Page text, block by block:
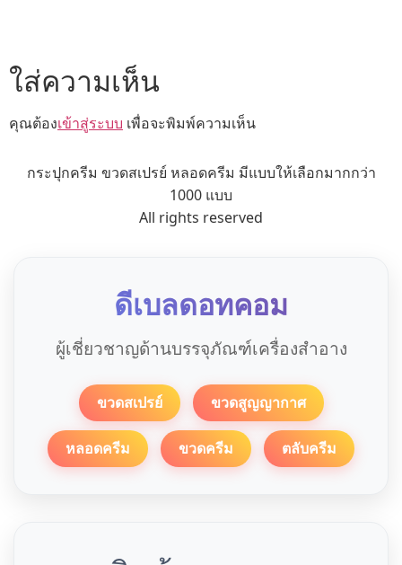
ใส่ความเห็น
คุณต้องเข้าสู่ระบบ เพื่อจะพิมพ์ความเห็น
กระปุกครีม ขวดสเปรย์ หลอดครีม มีแบบให้เลือกมากกว่า
1000 แบบ
All rights reserved
ดีเบลดอทคอม
ผู้เชี่ยวชาญด้านบรรจุภัณฑ์เครื่องสำอาง
ขวดสเปรย์ ขวดสูญญากาศ
หลอดครีม ขวดครีม ตลับครีม